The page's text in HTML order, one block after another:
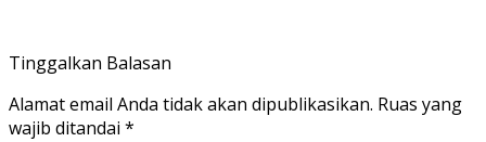
Tinggalkan Balasan
Alamat email Anda tidak akan dipublikasikan. Ruas yang
wajib ditandai *